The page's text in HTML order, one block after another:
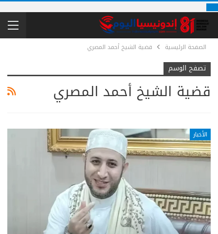
الصفحة الرئيسية قضية الشيخ أحمد المصري
تصفح الوسم
قضية الشيخ أحمد المصري
الأخبار